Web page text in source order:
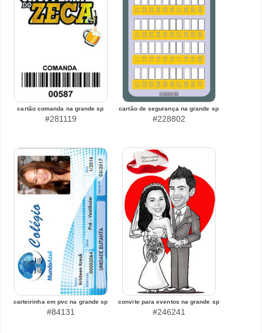
cartão comanda na grande sp
#281119
cartão de segurança na grande sp
#228802
carteirinha em pvc na grande sp
#84131
convite para eventos na grande sp
#246241